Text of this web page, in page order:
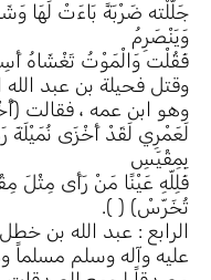
جَلّلْته ضَرْبَةً بَاءَتْ لَهَا
وَيَنْصَرِمُ
فَقُلْت وَالْمَوْتُ تَغْشَاهُ
وقتل فحيلة بن عبد
وهو ابن عمه ، فقالت
لَعَمْرِي لَقَدْ أَخْزَى
بِمِقْيَسِ
فَلِلّهِ عَيْنًا مَنْ رَأَى مِثْلَ
تُخَرّسْ) ( ).
الرابع : عبد الله بن
عليه وآله وسلم مسلماً